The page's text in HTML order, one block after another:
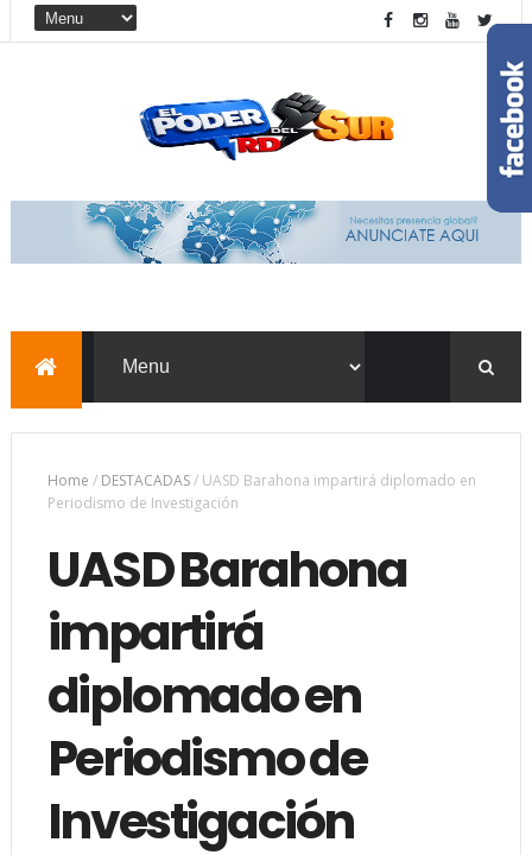
Home / DESTACADAS/ UASD Barahona impartirá diplomado en
Periodismo de Investigación
UASD Barahona
impartirá
diplomado en
Periodismo de
Investigación